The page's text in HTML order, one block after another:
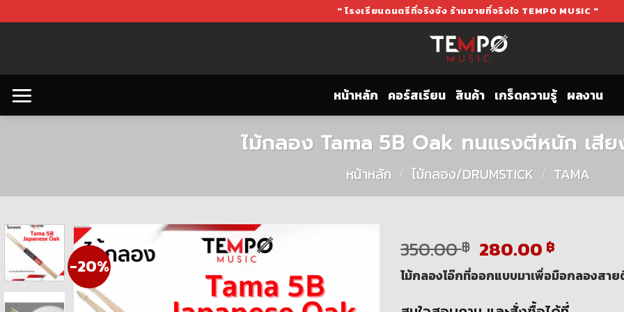
to
" โรงเรียนดนตรีที่จริงจัง ร้านขายที่จริงใจ TEMPO MUSIC "
หน้าหลัก คอร์สเรียน สินค้า เกร็ดความรู้ ผลงาน
ไม้กลอง Tama 5B Oak ทนแรงตีหนัก เสี
หน้าหลัก / ไม้กลอง/DRUMSTICK / TAMA
-20%
350.00฿ Original
was:
350.00 ฿.
280.00 ฿Current
price
is:
280.00
ไม้กลองโอ๊กที่ออกแบบมาเพื่อมือกลองสาย